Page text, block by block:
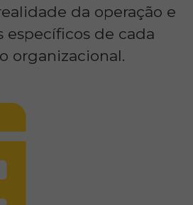
da operação e
específicos de cada
organizacional.